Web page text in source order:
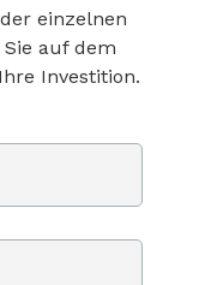
einzelnen
auf dem
Investition.